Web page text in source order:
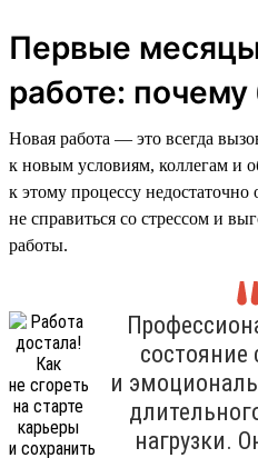
Первые
работе:
Новая работа — это всегда
к новым условиям, коллегам и
к этому процессу недостаточно
не справиться со стрессом и
работы.
состояние
и
нагрузки.